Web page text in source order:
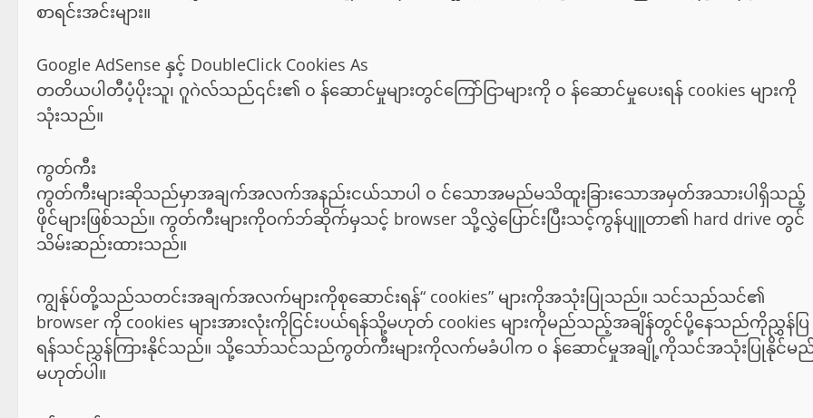
စာရင်းအင်းများ။
Google AdSense နှင့် DoubleClick Cookies As
တတိယပါတီပံ့ပိုးသူ၊ ဂူဂဲလ်သည်၎င်း၏ ၀ န်ဆောင်မှုများတွင်ကြော်ငြာများကို ၀ န်ဆောင်မှုပေးရန် cookies များကို
သုံးသည်။
ကွတ်ကီး
ကွတ်ကီးများဆိုသည်မှာအချက်အလက်အနည်းငယ်သာပါ ၀ င်သောအမည်မသိထူးခြားသောအမှတ်အသားပါရှိသည့်
ဖိုင်များဖြစ်သည်။ ကွတ်ကီးများကိုဝက်ဘ်ဆိုက်မှသင့် browser သို့လွှဲပြောင်းပြီးသင့်ကွန်ပျူတာ၏ hard drive တွင်
သိမ်းဆည်းထားသည်။
ကျွန်ုပ်တို့သည်သတင်းအချက်အလက်များကိုစုဆောင်းရန်“ cookies” များကိုအသုံးပြုသည်။ သင်သည်သင်၏
browser ကို cookies များအားလုံးကိုငြင်းပယ်ရန်သို့မဟုတ် cookies များကိုမည်သည့်အချိန်တွင်ပို့နေသည်ကိုညွှန်ပြ
ရန်သင်ညွှန်ကြားနိုင်သည်။ သို့သော်သင်သည်ကွတ်ကီးများကိုလက်မခံပါက ၀ န်ဆောင်မှုအချို့ကိုသင်အသုံးပြုနိုင်မ
မဟုတ်ပါ။